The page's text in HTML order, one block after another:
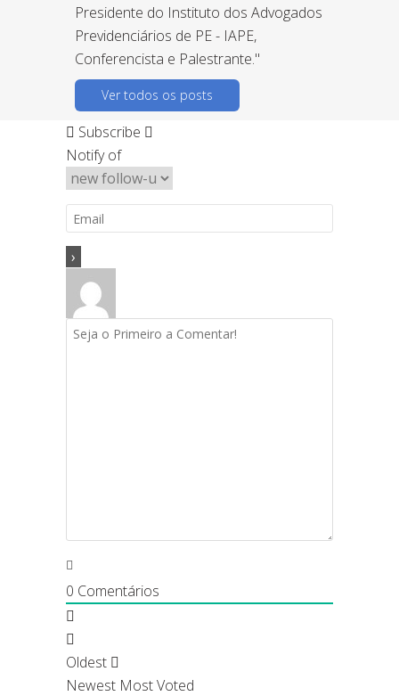
Presidente do Instituto dos Advogados
Previdenciários de PE - IAPE,
Conferencista e Palestrante."
Ver todos os posts
Subscribe
Notify of
0 Comentários
Oldest
Newest Most Voted